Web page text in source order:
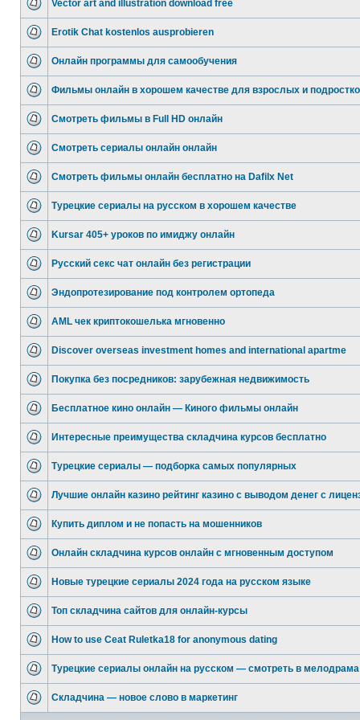
Vector art and illustration download free
Erotik Chat kostenlos ausprobieren
Онлайн программы для самообучения
Фильмы онлайн в хорошем качестве для взрослых и
Смотреть фильмы в Full HD онлайн
Смотреть сериалы онлайн онлайн
Смотреть фильмы онлайн бесплатно на Dafilx Net
Турецкие сериалы на русском в хорошем качестве
Kursar 405+ уроков по имиджу онлайн
Русский секс чат онлайн без регистрации
Эндопротезирование под контролем ортопеда
AML чек криптокошелька мгновенно
Discover overseas investment homes and international apartme
Покупка без посредников: зарубежная недвижимость
Бесплатное кино онлайн — Киного фильмы онлайн
Интересные преимущества складчина курсов бесплатно
Турецкие сериалы — подборка самых популярных
Лучшие онлайн казино рейтинг казино с выводом денег с
Купить диплом и не попасть на мошенников
Онлайн складчина курсов онлайн с мгновенным доступом
Новые турецкие сериалы 2024 года на русском языке
Топ складчина сайтов для онлайн-курсы
How to use Ceat Ruletka18 for anonymous dating
Турецкие сериалы онлайн на русском — смотреть в мелодрама
Складчина — новое слово в маркетинг